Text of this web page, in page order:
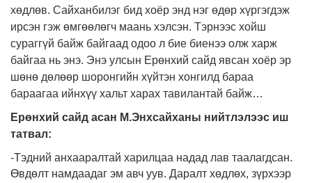
хөдлөв. Сайханбилэг бид хоёр энд нэг өдөр хүргэгдэж
ирсэн гэж өмгөөлөгч маань хэлсэн. Тэрнээс хойш
сураггүй байж байгаад одоо л бие биенээ олж харж
байгаа нь энэ. Энэ улсын Ерөнхий сайд явсан хоёр эр
шөнө дөлөөр шоронгийн хүйтэн хонгилд бараа
бараагаа ийнхүү хальт харах тавилантай байж…
Ерөнхий сайд асан М.Энхсайханы нийтлэлээс иш
татвал:
-Тэдний анхааралтай харилцаа надад лав таалагдсан.
Өвдөлт намдаадаг эм авч уув. Даралт хөдлөх, зүрхээр